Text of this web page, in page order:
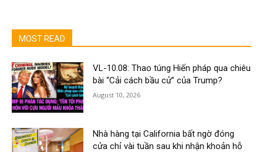
MOST READ
VL-10.08: Thao túng Hiến pháp qua chiêu
bài “Cải cách bầu cử” của Trump?
August 10, 2026
Nhà hàng tại California bất ngờ đóng
cửa chỉ vài tuần sau khi nhận khoản hỗ